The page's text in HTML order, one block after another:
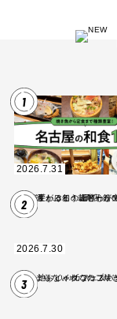
1
2026.7.31
2
2026.7.30
3